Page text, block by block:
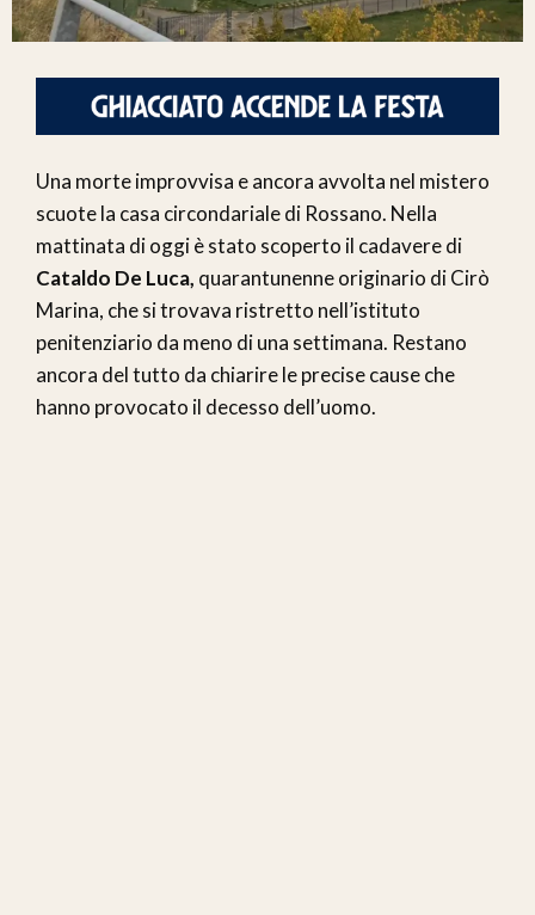
Una morte improvvisa e ancora avvolta nel mistero
scuote la casa circondariale di Rossano. Nella
mattinata di oggi è stato scoperto il cadavere di
Cataldo De Luca, quarantunenne originario di Cirò
Marina, che si trovava ristretto nell’istituto
penitenziario da meno di una settimana. Restano
ancora del tutto da chiarire le precise cause che
hanno provocato il decesso dell’uomo.